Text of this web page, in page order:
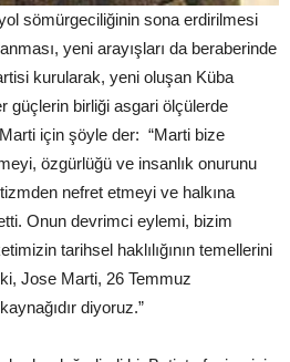
sömürgeciliğinin sona erdirilmesi
yeni arayışları da beraberinde
kurularak, yeni oluşan Küba
güçlerin birliği asgari ölçülerde
için şöyle der: “Marti bize
özgürlüğü ve insanlık onurunu
nefret etmeyi ve halkına
Onun devrimci eylemi, bizim
tarihsel haklılığının temellerini
Jose Marti, 26 Temmuz
diyoruz.”